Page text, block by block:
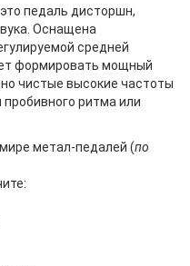
педаль дисторшн,
Оснащена
средней
формировать мощный
чистые высокие частоты
ритма или
метал-педалей (по